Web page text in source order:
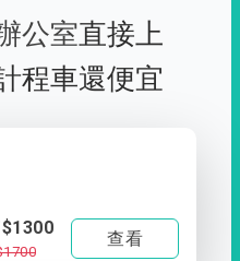
公室直接上
程車還便宜
查看